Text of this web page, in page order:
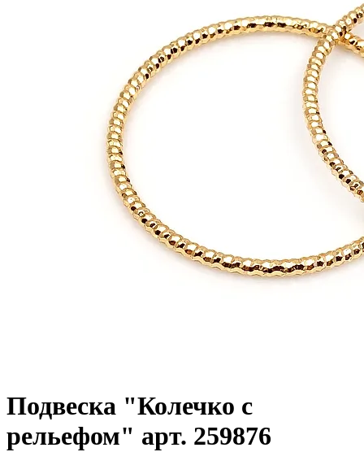
Подвеска "Колечко с
рельефом" арт. 259876